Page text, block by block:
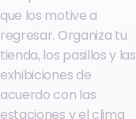
que los motive a
regresar. Organiza tu
tienda, los pasillos y las
exhibiciones de
acuerdo con las
estaciones y el clima